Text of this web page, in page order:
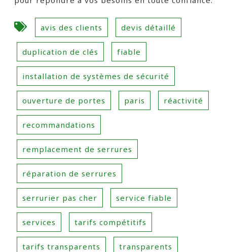
avis des clients devis détaillé
duplication de clés fiable
installation de systèmes de sécurité
ouverture de portes paris réactivité
recommandations
remplacement de serrures
réparation de serrures
serrurier pas cher service fiable
services tarifs compétitifs
tarifs transparents transparents